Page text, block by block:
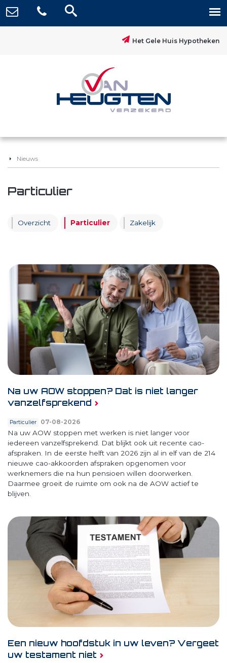
Het Gele Huis Hypotheken
Nieuws
Particulier
Overzicht Particulier Zakelijk
Na uw AOW stoppen? Dat is niet langer
vanzelfsprekend
Particulier 07-08-2026
Na uw AOW stoppen met werken is niet langer voor
iedereen vanzelfsprekend. Dat blijkt ook uit recente cao-
afspraken. In de eerste helft van 2026 zijn al in elf van de 214
nieuwe cao-akkoorden afspraken opgenomen voor
werknemers die na hun pensioen willen doorwerken.
Daarmee groeit de ruimte om ook na de AOW actief te
blijven.
Een nieuw hoofdstuk in uw leven? Vergeet
uw testament niet